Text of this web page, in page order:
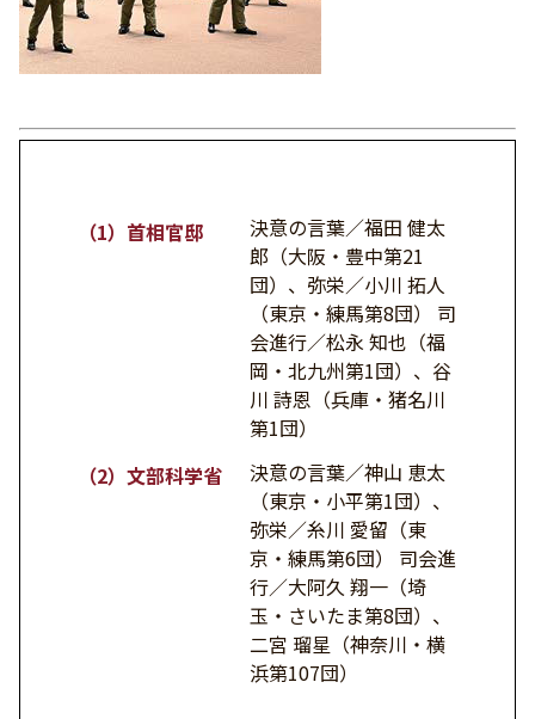
（1）首相官邸
決意の言葉／福田 健太
郎（大阪・豊中第21
団）、弥栄／小川 拓人
（東京・練馬第8団） 司
会進行／松永 知也（福
岡・北九州第1団）、谷
川 詩恩（兵庫・猪名川
第1団）
（2）文部科学省
決意の言葉／神山 恵太
（東京・小平第1団）、
弥栄／糸川 愛留（東
京・練馬第6団） 司会進
行／大阿久 翔一（埼
玉・さいたま第8団）、
二宮 瑠星（神奈川・横
浜第107団）